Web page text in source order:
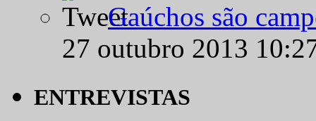
Gaúchos são
27 outubro 2013
ENTREVISTAS